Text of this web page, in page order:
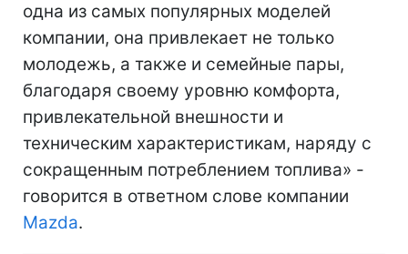
одна из самых популярных моделей
компании, она привлекает не только
молодежь, а также и семейные пары,
благодаря своему уровню комфорта,
привлекательной внешности и
техническим характеристикам, наряду с
сокращенным потреблением топлива» -
говорится в ответном слове компании
Mazda.